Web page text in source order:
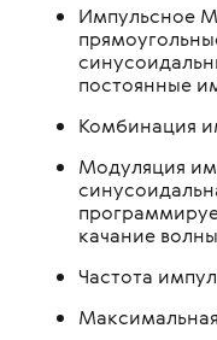
Импульсное
постоянные
Комбинация
Модуляция
качание
Частота